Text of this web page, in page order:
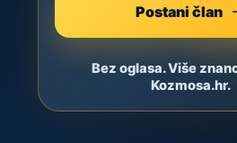
Postani član
Bez oglasa. Više
Kozmosa.hr.